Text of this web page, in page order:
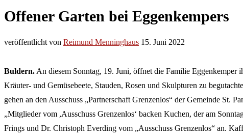
Offener Garten bei Eggenkempers
veröffentlicht von Reimund Menninghaus 15. Juni 2022
Buldern. An diesem Sonntag, 19. Juni, öffnet die Familie
Kräuter- und Gemüsebeete, Stauden, Rosen und Skulpturen zu
gehen an den Ausschuss „Partnerschaft Grenzenlos“ der Gemeinde St.
„Mitglieder vom ,Ausschuss Grenzenlos‘ backen Kuchen, der am
Frings und Dr. Christoph Everding vom „Ausschuss Grenzenlos“ an.